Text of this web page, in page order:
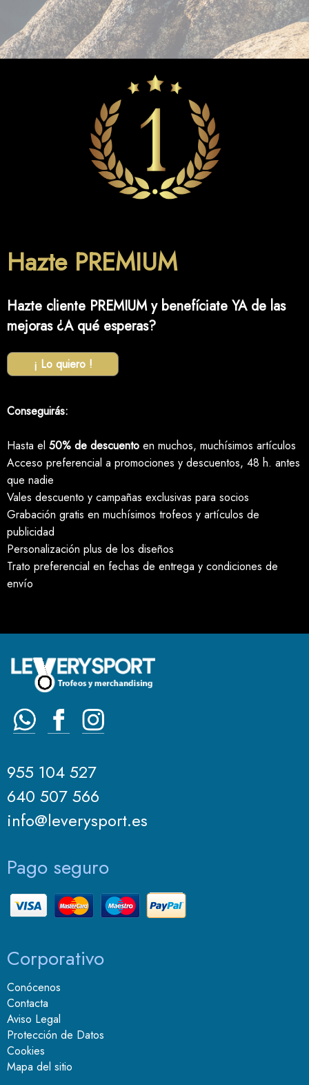
Hazte PREMIUM
Hazte cliente PREMIUM y benefíciate YA de las
mejoras ¿A qué esperas?
¡ Lo quiero !
Conseguirás:
Hasta el 50% de descuento en muchos, muchísimos artículos
Acceso preferencial a promociones y descuentos, 48 h. antes
que nadie
Vales descuento y campañas exclusivas para socios
Grabación gratis en muchísimos trofeos y artículos de
publicidad
Personalización plus de los diseños
Trato preferencial en fechas de entrega y condiciones de
envío
955 104 527
640 507 566
info@leverysport.es
Pago seguro
Corporativo
Conócenos
Contacta
Aviso Legal
Protección de Datos
Cookies
Mapa del sitio